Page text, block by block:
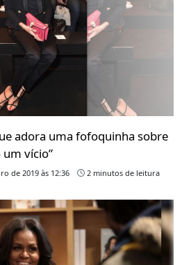
adora uma fofoquinha sobre
vício”
de 2019 às 12:36 2 minutos de leitura